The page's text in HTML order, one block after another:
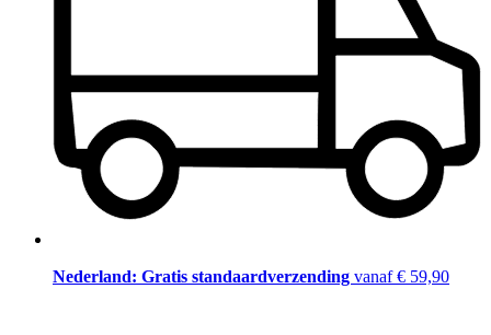
Nederland: Gratis standaardverzending vanaf € 59,90